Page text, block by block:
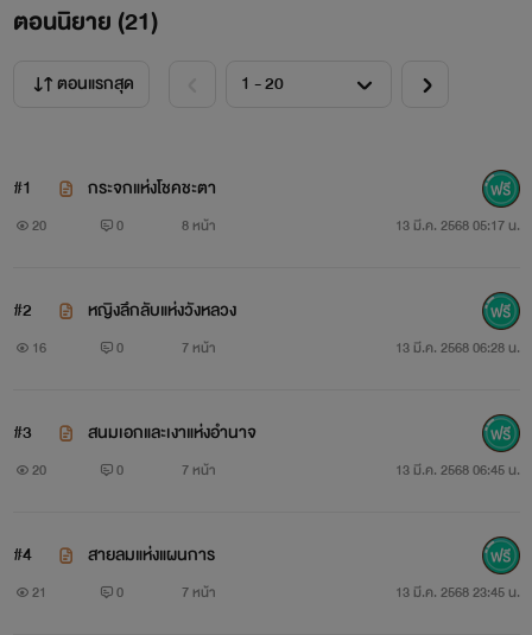
ตอนนิยาย (21)
ตอนแรกสุด
#1 กระจกแห่งโชคชะตา
20 0 8 หน้า 13 มี.ค. 2568 05:17 น.
#2 หญิงลึกลับแห่งวังหลวง
16 0 7 หน้า 13 มี.ค. 2568 06:28 น.
#3 สนมเอกและเงาแห่งอำนาจ
20 0 7 หน้า 13 มี.ค. 2568 06:45 น.
#4 สายลมแห่งแผนการ
21 0 7 หน้า 13 มี.ค. 2568 23:45 น.